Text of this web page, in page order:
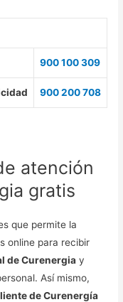
900 100 309
900 200 708
atención
gratis
que permite la
online para recibir
de Curenergia y
Así mismo,
de Curenergía